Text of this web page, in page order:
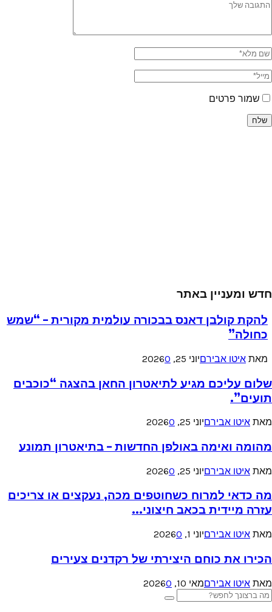
שמור פרטים
חדש ומעניין באתר
להקת קולבן דאנס בבכורה עולמית מקורית – “שמש
כחולה”
מאת איטו אבירםיוני 25, 2026 0
שלום עליכם מגיע לתיאטרון החאן בהצגה “כוכבים
תועים”.
מאת איטו אבירםיוני 25, 2026 0
מהומה ואימה באולפן החדשות – בתיאטרון תמונע
מאת איטו אבירםיוני 25, 2026 0
מה כדאי למרוח כשחוטפים מכה, נעקצים או צריכים
עזרה מיידית בכאב חיצוני...
מאת איטו אבירםיוני 1, 2026 0
הכירו את כוחם היצירתי של רקדנים צעירים
מאת איטו אבירםמאי 10, 2026
0
Search
for:
Search